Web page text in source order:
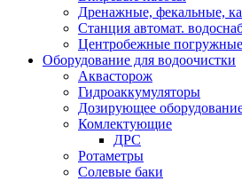
Дренажные, фекальные,
Станция автомат.
Центробежные
Оборудование для водоочистки
Аквасторож
Гидроаккумуляторы
Дозирующее
Комлектующие
ДРС
Ротаметры
Солевые баки